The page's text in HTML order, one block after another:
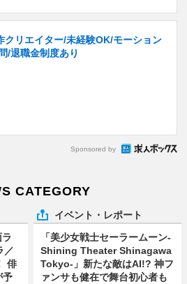
クリエイター/未経験OK/モーション
/退職金制度あり
Sponsored by
CATEGORY
／
俳
予
イベント・レポート
「美少女戦士セーラームーン-
Shining Theater Shinagawa
Tokyo-」新たな敵はAI!? 神フ
ァンサも健在で舞台初心者も